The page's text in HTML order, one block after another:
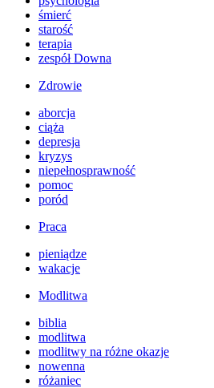
śmierć
starość
terapia
zespół Downa
Zdrowie
aborcja
ciąża
depresja
kryzys
niepełnosprawność
pomoc
poród
Praca
pieniądze
wakacje
Modlitwa
biblia
modlitwa
modlitwy na różne okazje
nowenna
różaniec